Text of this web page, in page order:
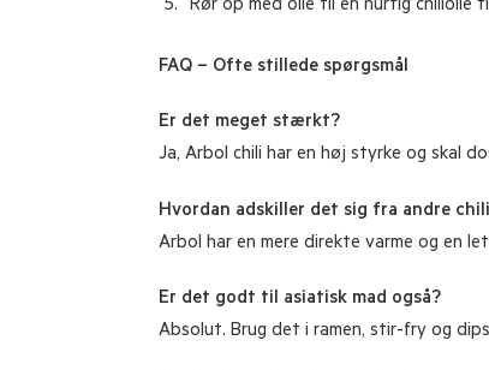
Rør op med olie til en hurtig chiliolie
FAQ – Ofte stillede spørgsmål
Er det meget stærkt?
Ja, Arbol chili har en høj styrke og skal
Hvordan adskiller det sig fra andre
Arbol har en mere direkte varme og en
Er det godt til asiatisk mad også?
Absolut. Brug det i ramen, stir-fry og